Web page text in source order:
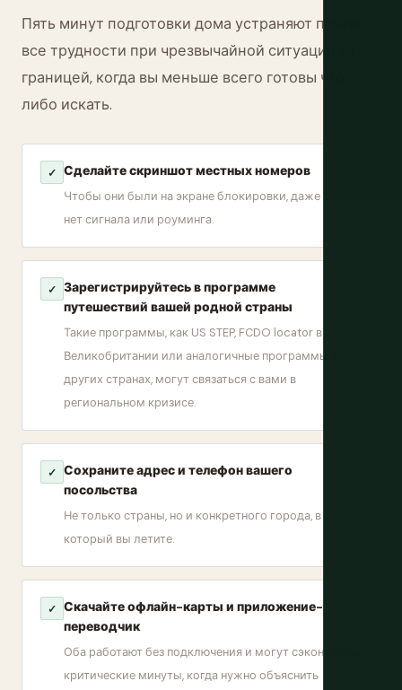
Пять минут подготовки дома устраняют почти
все трудности при чрезвычайной ситуации за
границей, когда вы меньше всего готовы что-
либо искать.
✓ Сделайте скриншот местных номеров
Чтобы они были на экране блокировки, даже если
нет сигнала или роуминга.
✓ Зарегистрируйтесь в программе
путешествий вашей родной страны
Такие программы, как US STEP, FCDO locator в
Великобритании или аналогичные программы в
других странах, могут связаться с вами в
региональном кризисе.
✓ Сохраните адрес и телефон вашего
посольства
Не только страны, но и конкретного города, в
который вы летите.
✓ Скачайте офлайн-карты и приложение-
переводчик
Оба работают без подключения и могут сэкономить
критические минуты, когда нужно объяснить